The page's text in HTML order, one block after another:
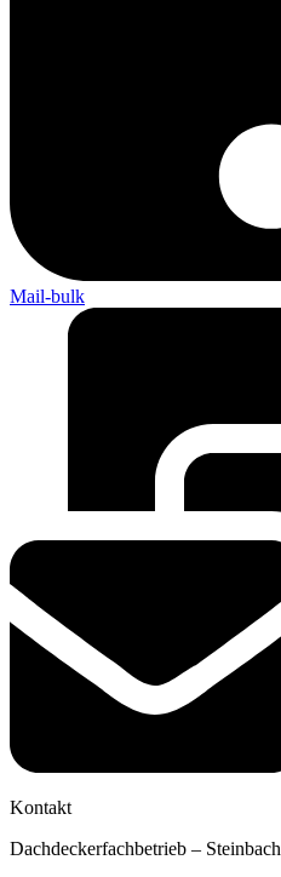
Mail-bulk
Kontakt
Dachdeckerfachbetrieb – Steinbach